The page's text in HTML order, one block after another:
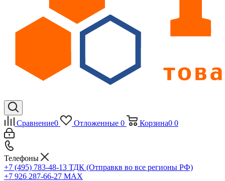
Сравнение0 Отложенные 0 Корзина0 0
Телефоны
+7 (495) 783-48-13 ТДК (Отправкв во все регионы РФ)
+7 926 287-66-27 МАХ